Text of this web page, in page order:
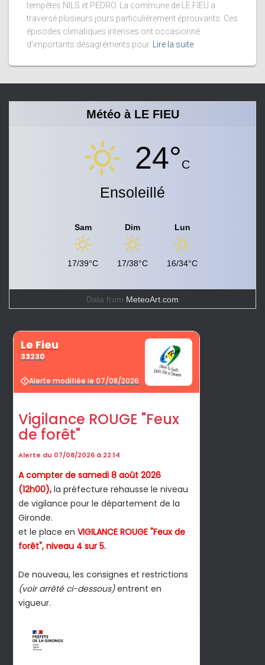
tempêtes NILS et PEDRO. La commune de LE FIEU a
traversé plusieurs jours particulièrement éprouvants. Ces
épisodes climatiques intenses ont occasionné
d’importants désagréments pour
Lire la suite
Météo à LE FIEU
24°C
Ensoleillé
Sam
17/39°C
Dim
17/38°C
Lun
16/34°C
Data from MeteoArt.com